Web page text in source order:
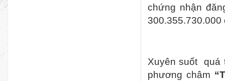
chứng nhận
300.355.730.000
Xuyên suốt
quá
phương châm